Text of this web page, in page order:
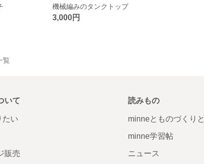
機械編みのタンクトップ
3,000円
覧
いて
たい
販売
読みもの
minneとものづくりと
minne学習帖
ニュース